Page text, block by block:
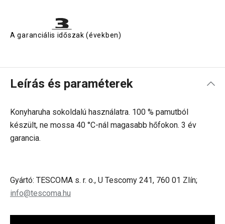
A garanciális időszak (években)
Leírás és paraméterek
Konyharuha sokoldalú használatra. 100 % pamutból
készült, ne mossa 40 °C-nál magasabb hőfokon. 3 év
garancia.
Gyártó: TESCOMA s. r. o., U Tescomy 241, 760 01 Zlín;
info@tescoma.hu